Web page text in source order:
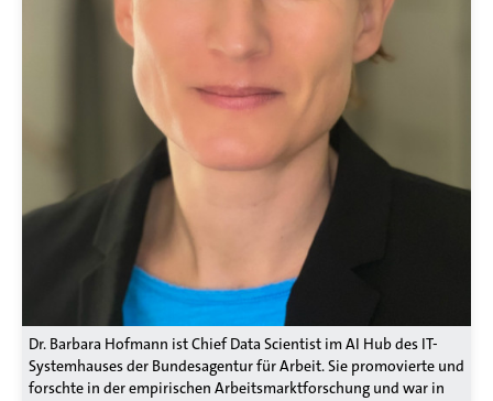
Dr. Barbara Hofmann ist Chief Data Scientist im AI Hub des IT-
Systemhauses der Bundesagentur für Arbeit. Sie promovierte und
forschte in der empirischen Arbeitsmarktforschung und war in